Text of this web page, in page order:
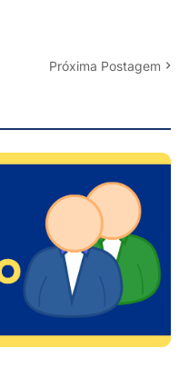
Próxima Postagem